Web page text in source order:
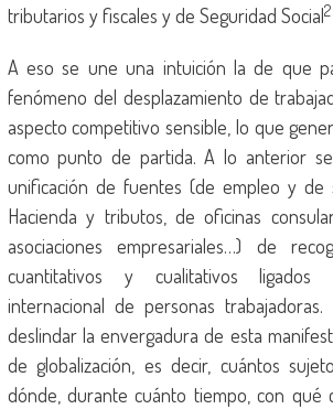
tributarios y fiscales y de Seguridad Social2
A eso se une una intuición la de que
fenómeno del desplazamiento de
aspecto competitivo sensible, lo que
como punto de partida. A lo anterior
unificación de fuentes (de empleo y de
Hacienda y tributos, de oficinas
asociaciones empresariales…) de
cuantitativos y cualitativos ligados
internacional de personas
deslindar la envergadura de esta
de globalización, es decir, cuántos
dónde, durante cuánto tiempo, con qué